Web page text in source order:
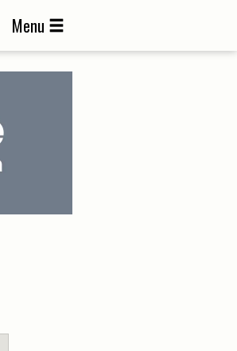
Menu